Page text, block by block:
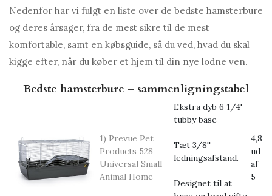
Nedenfor har vi fulgt en liste over de bedste hamsterbure
og deres årsager, fra de mest sikre til de mest
komfortable, samt en købsguide, så du ved, hvad du skal
kigge efter, når du køber et hjem til din nye lodne ven.
Bedste hamsterbure – sammenligningstabel
1) Prevue Pet
Products 528
Universal Small
Animal Home
Ekstra dyb 6 1/4'
tubby base
Tæt 3/8''
ledningsafstand.
Designet til at
4,8
ud
af
5